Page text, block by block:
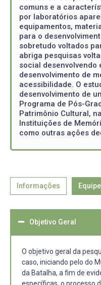
comuns e a
por laboratórios
equipamentos,
para o
sobretudo voltados
abriga pesquisas
social desenvolvendo
desenvolvimento de
acessibilidade. O
desenvolvimento de
Programa de Pós-
Patrimônio Cultural,
Instituições de
como outras ações
Informações Equipe
Objetivo Geral
O objetivo geral da
caso, iniciando pelo do
da Batalha, a fim de